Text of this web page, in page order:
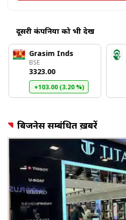
दूसरी कंपनियों को भी देखें
Grasim Inds
BSE
₹3323.00
+103.00 (3.20 %)
बिजनेस सम्बंधित ख़बरें